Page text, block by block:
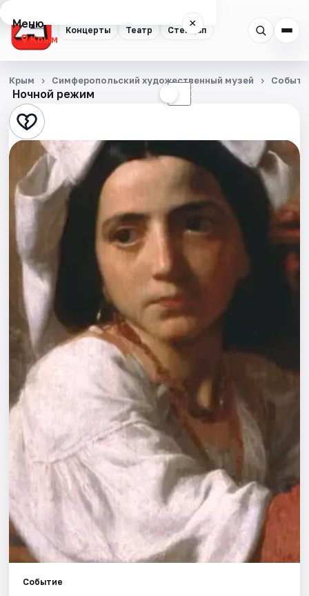
Концерты Театр Стендап
Меню ×
Крым
Концерты
Театр
Стендап
События
Города
Площадки
Артисты
Рейтинги
Ночной режим ☾
Крым Симферопольский художественный музей
Событие